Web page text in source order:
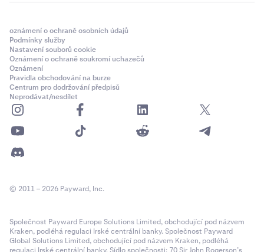
oznámení o ochraně osobních údajů
Podmínky služby
Nastavení souborů cookie
Oznámení o ochraně soukromí uchazečů
Oznámení
Pravidla obchodování na burze
Centrum pro dodržování předpisů
Neprodávat/nesdílet
© 2011 – 2026 Payward, Inc.
Společnost Payward Europe Solutions Limited, obchodující pod názvem
Kraken, podléhá regulaci Irské centrální banky. Společnost Payward
Global Solutions Limited, obchodující pod názvem Kraken, podléhá